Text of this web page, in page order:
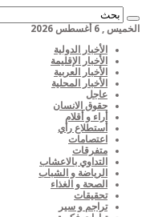
الخميس , 6 أغسطس 2026
الأخبار الدولية
الأخبار الإقليمة
الأخبار العربية
الأخبار المحلية
عاجل
حقوق الانسان
أراء و أقلام
أستطلاع رأي
اعتصامات
متفرقات
التداوي بالاعشاب
الرياضة و الشباب
الصحة و الغذاء
تحقيقات
تراجم و سير